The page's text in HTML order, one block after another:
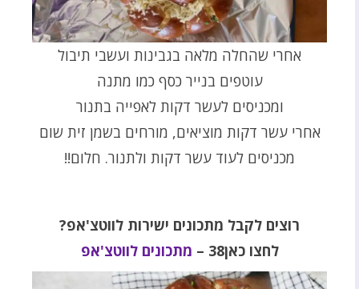
אחרי שהחלה מלאה בגבינות ועשבי תיבול
עוטפים בנייר כסף כמו מתנה
ומכניסים לעשר דקות לאפייה בתנור
אחרי עשר דקות מוציאים, מורחים בשמן זית שום
מכניסים לעוד עשר דקות ולתנור. חלום!!
רוצים לקבל מתכונים ישירות לווטצ'אפ?
לחצו כאן38 –
מתכונים לווטצ'אפ